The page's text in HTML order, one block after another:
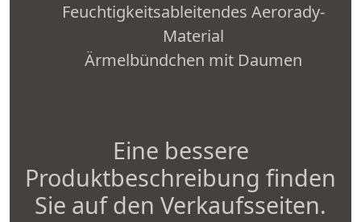
Feuchtigkeitsableitendes Aerorady-
Material
Ärmelbündchen mit Daumen
Eine bessere
Produktbeschreibung finden
Sie auf den Verkaufsseiten.